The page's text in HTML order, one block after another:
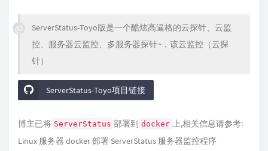
ServerStatus-Toyo版是一个酷炫高逼格的云探针、云监
控、服务器云监控、多服务器探针~，该云监控（云探
针）
ServerStatus-Toyo项目链接
博主已将 ServerStatus 部署到 docker 上,相关信息请参考:
Linux 服务器 docker 部署 ServerStatus 服务器监控程序